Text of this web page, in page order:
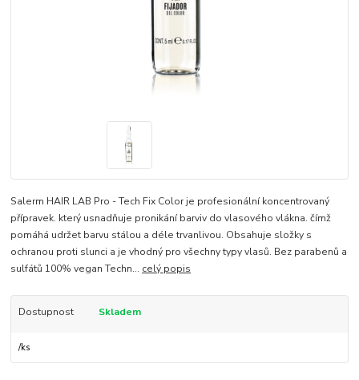
Salerm HAIR LAB Pro - Tech Fix Color je profesionální koncentrovaný
přípravek. který usnadňuje pronikání barviv do vlasového vlákna. čímž
pomáhá udržet barvu stálou a déle trvanlivou. Obsahuje složky s
ochranou proti slunci a je vhodný pro všechny typy vlasů. Bez parabenů a
sulfátů 100% vegan Techn... celý popis
Dostupnost Skladem
/ks